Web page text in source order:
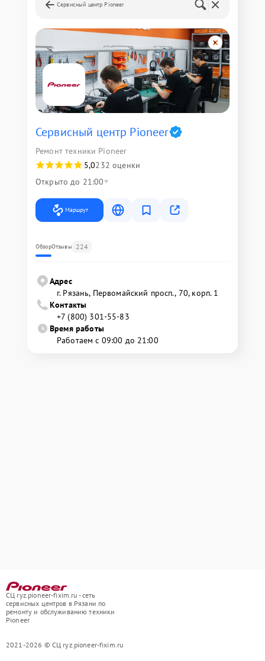
Сервисный центр Pioneer
Сервисный центр Pioneer
Ремонт техники Pioneer
5,0232 оценки
Открыто до 21:00
Маршрут
ОбзорОтзывы 224
Адрес
г. Рязань, Первомайский просп., 70, корп. 1
Контакты
+7 (800) 301-55-83
Время работы
Работаем с 09:00 до 21:00
СЦ ryz.pioneer-fixim.ru - сеть
сервисных центров в Рязани по
ремонту и обслуживанию техники
Pioneer
2021-2026 © СЦ ryz.pioneer-fixim.ru